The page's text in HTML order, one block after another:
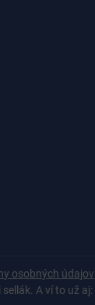
osobných údajov
A ví to už aj: